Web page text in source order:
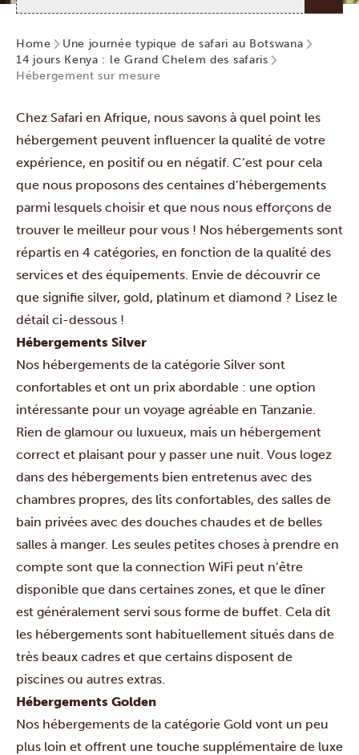
Home
Une journée typique de safari au Botswana
14 jours Kenya : le Grand Chelem des safaris
Hébergement sur mesure
Chez Safari en Afrique, nous savons à quel point les
hébergement peuvent influencer la qualité de votre
expérience, en positif ou en négatif. C’est pour cela
que nous proposons des centaines d’hébergements
parmi lesquels choisir et que nous nous efforçons de
trouver le meilleur pour vous ! Nos hébergements sont
répartis en 4 catégories, en fonction de la qualité des
services et des équipements. Envie de découvrir ce
que signifie silver, gold, platinum et diamond ? Lisez le
détail ci-dessous !
Hébergements Silver
Nos hébergements de la catégorie Silver sont
confortables et ont un prix abordable : une option
intéressante pour un voyage agréable en Tanzanie.
Rien de glamour ou luxueux, mais un hébergement
correct et plaisant pour y passer une nuit. Vous logez
dans des hébergements bien entretenus avec des
chambres propres, des lits confortables, des salles de
bain privées avec des douches chaudes et de belles
salles à manger. Les seules petites choses à prendre en
compte sont que la connection WiFi peut n’être
disponible que dans certaines zones, et que le dîner
est généralement servi sous forme de buffet. Cela dit
les hébergements sont habituellement situés dans de
très beaux cadres et que certains disposent de
piscines ou autres extras.
Hébergements Golden
Nos hébergements de la catégorie Gold vont un peu
plus loin et offrent une touche supplémentaire de luxe